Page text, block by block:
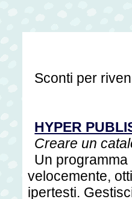
Sconti per
HYPER
Creare un
Un
velocemente,
ipertesti.